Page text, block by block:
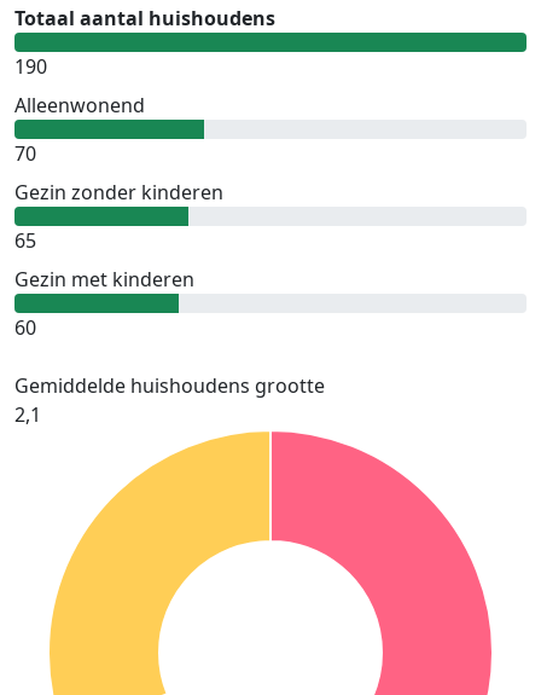
Totaal aantal huishoudens
190
Alleenwonend
70
Gezin zonder kinderen
65
Gezin met kinderen
60
Gemiddelde huishoudens grootte
2,1